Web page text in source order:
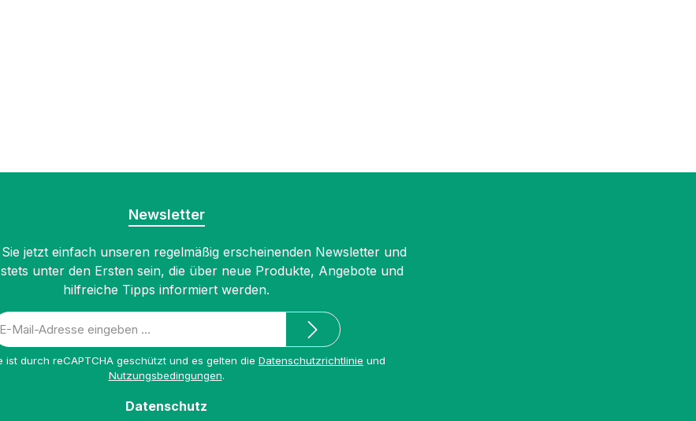
Newsletter
jetzt einfach unseren regelmäßig erscheinenden Newsletter und
unter den Ersten sein, die über neue Produkte, Angebote und
hilfreiche Tipps informiert werden.
ist durch reCAPTCHA geschützt und es gelten die Datenschutzrichtlinie und
Nutzungsbedingungen.
Datenschutz